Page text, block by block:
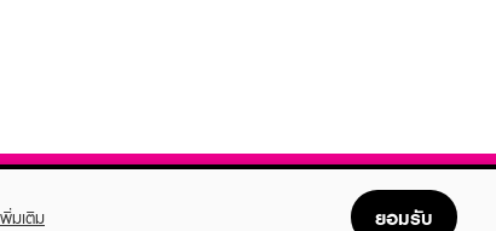
มเติม ยอมรับ